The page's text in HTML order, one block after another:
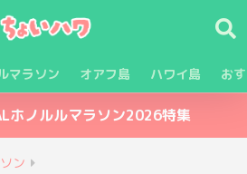
マラソン オアフ島 ハワイ島 お
ホノルルマラソン2026特集
ン